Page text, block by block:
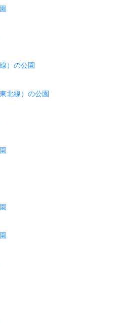
）の公園
北線）の公園